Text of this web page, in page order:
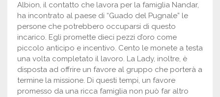
Albion, il contatto che lavora per la famiglia Nandar,
ha incontrato al paese di “Guado del Pugnale” le
persone che potrebbero occuparsi di questo
incarico. Egli promette dieci pezzi d’oro come
piccolo anticipo e incentivo. Cento le monete a testa
una volta completato il lavoro. La Lady, inoltre, è
disposta ad offrire un favore al gruppo che porterà a
termine la missione. Di questi tempi, un favore
promesso da una ricca famiglia non può far altro